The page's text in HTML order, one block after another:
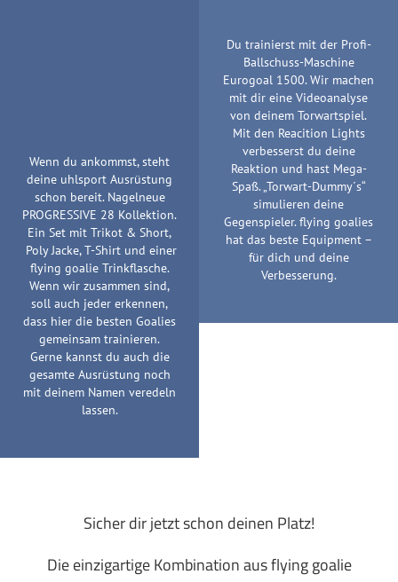
Wenn du ankommst, steht
deine uhlsport Ausrüstung
schon bereit. Nagelneue
PROGRESSIVE 28 Kollektion.
Ein Set mit Trikot & Short,
Poly Jacke, T-Shirt und einer
flying goalie Trinkflasche.
Wenn wir zusammen sind,
soll auch jeder erkennen,
dass hier die besten Goalies
gemeinsam trainieren.
Gerne kannst du auch die
gesamte Ausrüstung noch
mit deinem Namen veredeln
lassen.
Du trainierst mit der Profi-
Ballschuss-Maschine
Eurogoal 1500. Wir machen
mit dir eine Videoanalyse
von deinem Torwartspiel.
Mit den Reacition Lights
verbesserst du deine
Reaktion und hast Mega-
Spaß. „Torwart-Dummy´s“
simulieren deine
Gegenspieler. flying goalies
hat das beste Equipment –
für dich und deine
Verbesserung.
Sicher dir jetzt schon deinen Platz!
Die einzigartige Kombination aus flying goalie